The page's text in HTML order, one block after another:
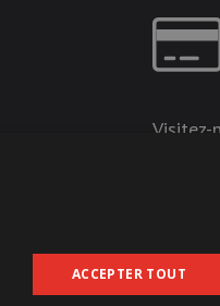
Visitez-
ACCEPTER TOUT